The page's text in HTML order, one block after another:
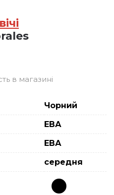
в магазині
Чорний
ЕВА
ЕВА
середня